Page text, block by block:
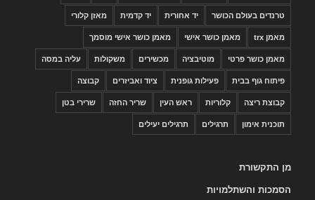
טרנדים בעולם הכושר יד אחורית יד קדמית מאזן קלורי
מאמן trx מאמן כושר אישי מאמן כושר אישי מוסמך
מאמן כושר פרטי מוטיבציה מכשירים משקולות עליה במסה
פיתוח גוף בבית פעילות גופנית ציוד ואביזרים קבוצה
קבוצת ריצה קלוריות ראש העין שריר החזה שרירי בטן
תוכנית אימון תרגילים תרגילים יעילים
מן התקשורת
הסמכות והשתלמויות